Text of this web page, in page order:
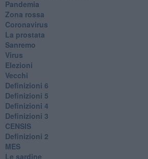
Pandemia
Zona rossa
Coronavirus
La prostata
Sanremo
Virus
Elezioni
Vecchi
Definizioni 6
Definizioni 5
Definizioni 4
Definizioni 3
CENSIS
​Definizioni 2
MES
Le sardine